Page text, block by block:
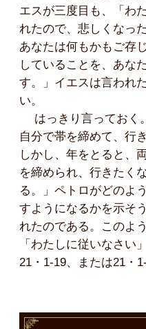
エスが三度目も、「わ
れたので、悲しくなっ
あなたは何もかもご存
していることを、あな
す。」イエスは言われ
い。
はっきり言っておく
自分で帯を締めて、行
しかし、年をとると、
を締められ、行きたく
る。」ペトロがどのよ
すようになるかを示そ
れたのである。このよ
「わたしに従いなさ
21・1-19、または21・1-